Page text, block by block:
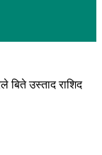
बिते उस्ताद राशिद